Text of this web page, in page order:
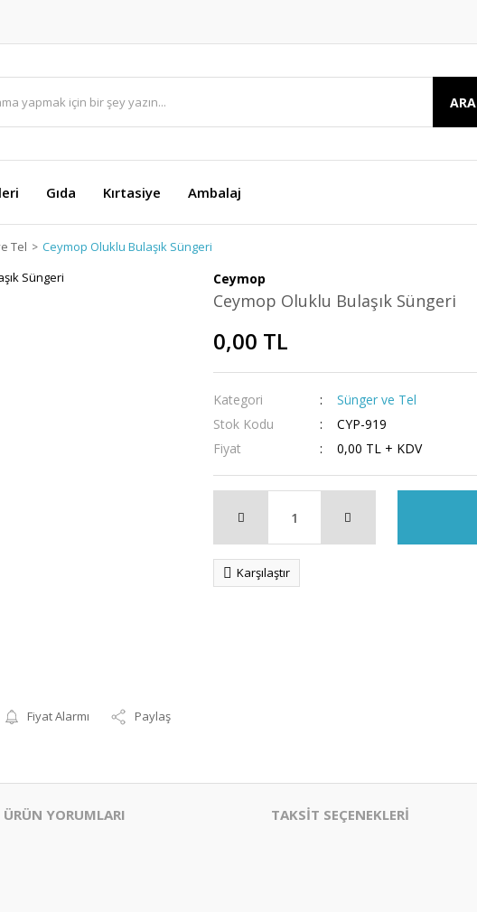
ARA
Gıda Kırtasiye Ambalaj
Tel Ceymop Oluklu Bulaşık Süngeri
Fiyat Alarmı Paylaş
Ceymop
Ceymop Oluklu Bulaşık Süngeri
0,00 TL
Kategori
Sünger ve Tel
Stok Kodu
CYP-919
Fiyat
0,00 TL + KDV
Karşılaştır
ÜRÜN YORUMLARI TAKSİT SEÇENEKLERİ